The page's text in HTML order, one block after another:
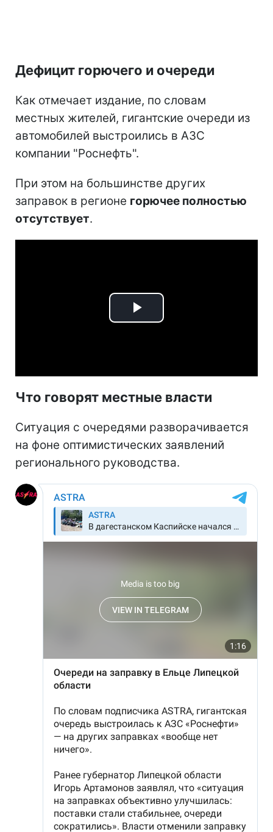
Дефицит горючего и очереди
Как отмечает издание, по словам
местных жителей, гигантские очереди из
автомобилей выстроились в АЗС
компании "Роснефть".
При этом на большинстве других
заправок в регионе горючее полностью
отсутствует.
Play
Что говорят местные власти
Ситуация с очередями разворачивается
на фоне оптимистических заявлений
регионального руководства.